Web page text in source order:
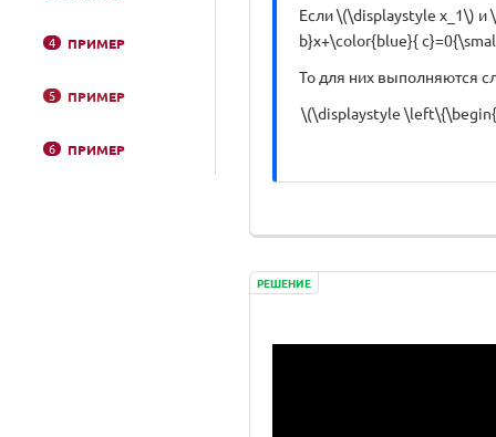
4 ПРИМЕР
5 ПРИМЕР
6 ПРИМЕР
Если \(\displaystyle x_1\) и
b}x+\color{blue}{
То для них выполняются
\(\displaystyle
РЕШЕНИЕ